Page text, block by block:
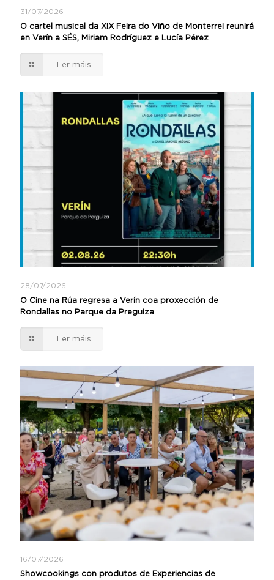
31/07/2026
O cartel musical da XIX Feira do Viño de Monterrei reunirá
en Verín a SÉS, Miriam Rodríguez e Lucía Pérez
Ler máis
28/07/2026
O Cine na Rúa regresa a Verín coa proxección de
Rondallas no Parque da Preguiza
Ler máis
16/07/2026
Showcookings con produtos de Experiencias de